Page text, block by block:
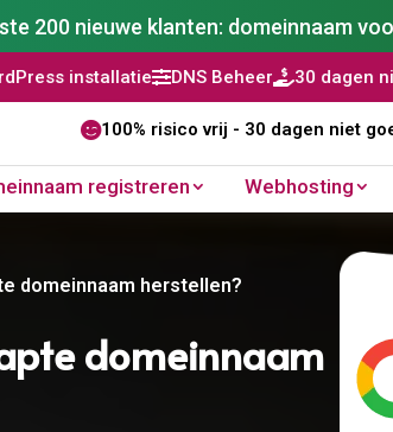
200 nieuwe klanten: domeinnaam
 DNS Beheer30 dagen niet goed,
100% risico vrij - 30 dagen niet
registreren Webhosting
domeinnaam herstellen?
domeinnaam